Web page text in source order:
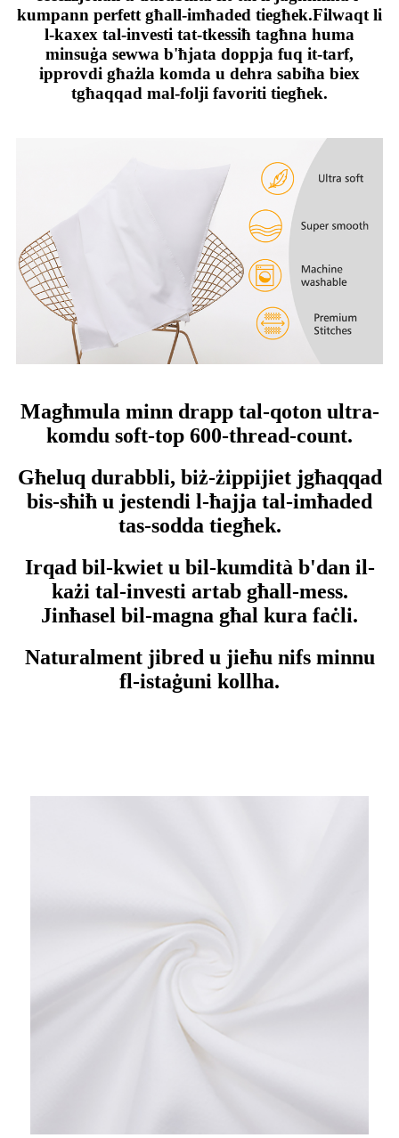
kumpann perfett għall-imħaded tiegħek.Filwaqt li
l-kaxex tal-investi tat-tkessiħ tagħna huma
minsuġa sewwa b'ħjata doppja fuq it-tarf,
ipprovdi għażla komda u dehra sabiħa biex
tgħaqqad mal-folji favoriti tiegħek.
Magħmula minn drapp tal-qoton ultra-
komdu soft-top 600-thread-count.
Għeluq durabbli, biż-żippijiet jgħaqqad
bis-sħiħ u jestendi l-ħajja tal-imħaded
tas-sodda tiegħek.
Irqad bil-kwiet u bil-kumdità b'dan il-
każi tal-investi artab għall-mess.
Jinħasel bil-magna għal kura faċli.
Naturalment jibred u jieħu nifs minnu
fl-istaġuni kollha.